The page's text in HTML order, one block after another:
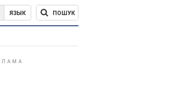
ЯЗЫК ПОШУК